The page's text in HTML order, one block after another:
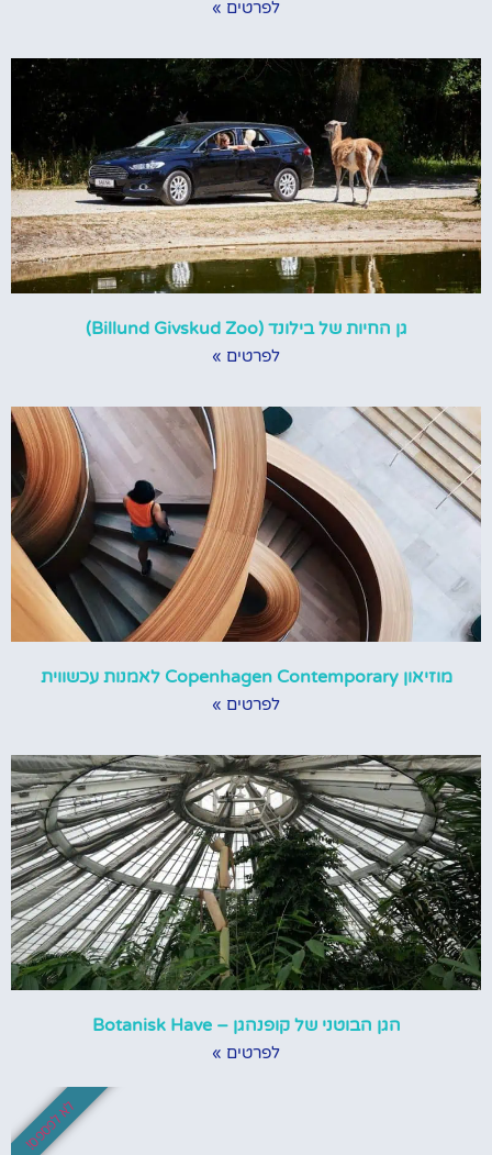
לפרטים »
גן החיות של בילונד (Billund Givskud Zoo)
לפרטים »
מוזיאון Copenhagen Contemporary לאמנות עכשווית
לפרטים »
הגן הבוטני של קופנהגן – Botanisk Have
לפרטים »
לא לפספס!